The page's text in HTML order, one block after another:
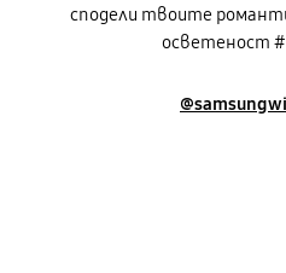
сподели твоите
осветеност